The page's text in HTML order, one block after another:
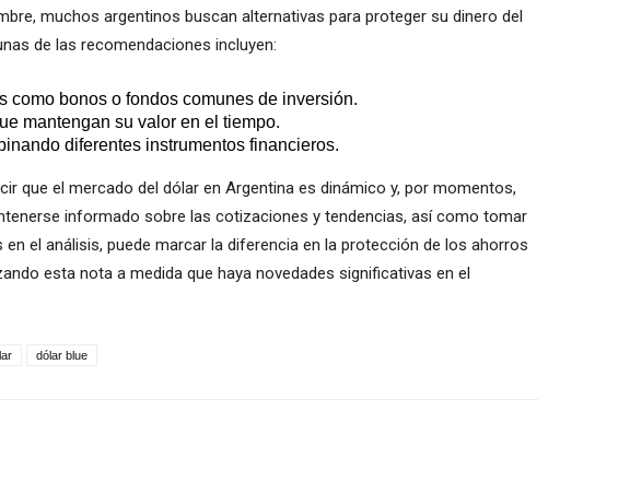
muchos argentinos buscan alternativas para proteger su dinero del
de las recomendaciones incluyen:
como bonos o fondos comunes de inversión.
mantengan su valor en el tiempo.
diferentes instrumentos financieros.
que el mercado del dólar en Argentina es dinámico y, por momentos,
informado sobre las cotizaciones y tendencias, así como tomar
el análisis, puede marcar la diferencia en la protección de los ahorros
esta nota a medida que haya novedades significativas en el
dólar blue